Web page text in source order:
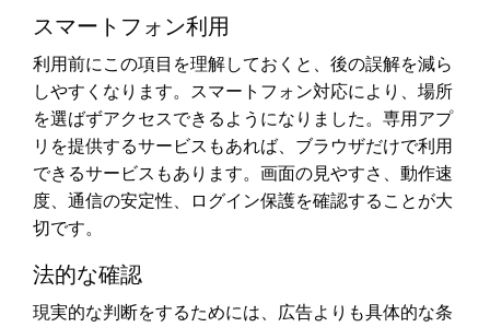
スマートフォン利用
利用前にこの項目を理解しておくと、後の誤解を減ら
しやすくなります。スマートフォン対応により、場所
を選ばずアクセスできるようになりました。専用アプ
リを提供するサービスもあれば、ブラウザだけで利用
できるサービスもあります。画面の見やすさ、動作速
度、通信の安定性、ログイン保護を確認することが大
切です。
法的な確認
現実的な判断をするためには、広告よりも具体的な条